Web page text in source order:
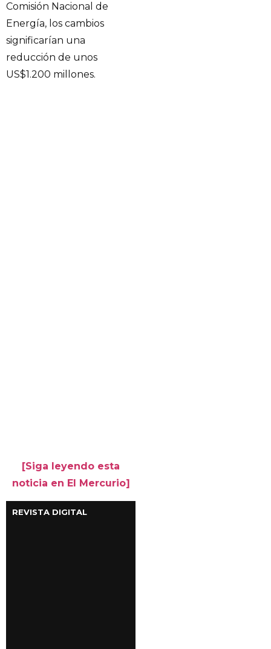
Comisión Nacional de
Energía, los cambios
significarían una
reducción de unos
US$1.200 millones.
[Siga leyendo esta
noticia en El Mercurio]
REVISTA DIGITAL